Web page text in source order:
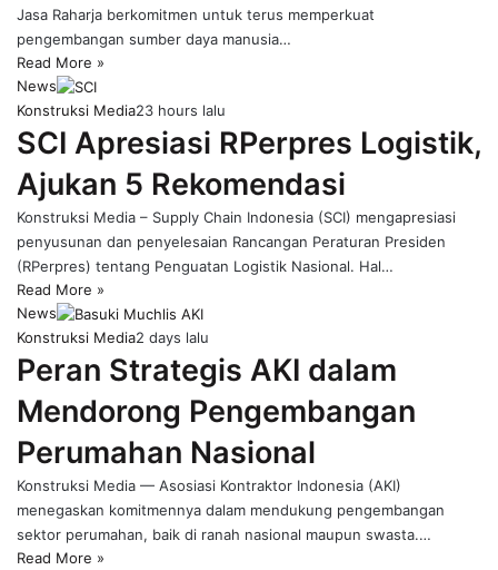
Jasa Raharja berkomitmen untuk terus memperkuat
pengembangan sumber daya manusia…
Read More »
News
Konstruksi Media23 hours lalu
SCI Apresiasi RPerpres Logistik,
Ajukan 5 Rekomendasi
Konstruksi Media – Supply Chain Indonesia (SCI) mengapresiasi
penyusunan dan penyelesaian Rancangan Peraturan Presiden
(RPerpres) tentang Penguatan Logistik Nasional. Hal…
Read More »
News
Konstruksi Media2 days lalu
Peran Strategis AKI dalam
Mendorong Pengembangan
Perumahan Nasional
Konstruksi Media — Asosiasi Kontraktor Indonesia (AKI)
menegaskan komitmennya dalam mendukung pengembangan
sektor perumahan, baik di ranah nasional maupun swasta.…
Read More »